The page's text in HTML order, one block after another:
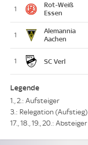
1
Rot-Weiß
Essen
1
Alemannia
Aachen
1 SC Verl
Legende
1., 2.: Aufsteiger
3.: Relegation (Aufstieg)
17., 18., 19., 20.: Absteiger